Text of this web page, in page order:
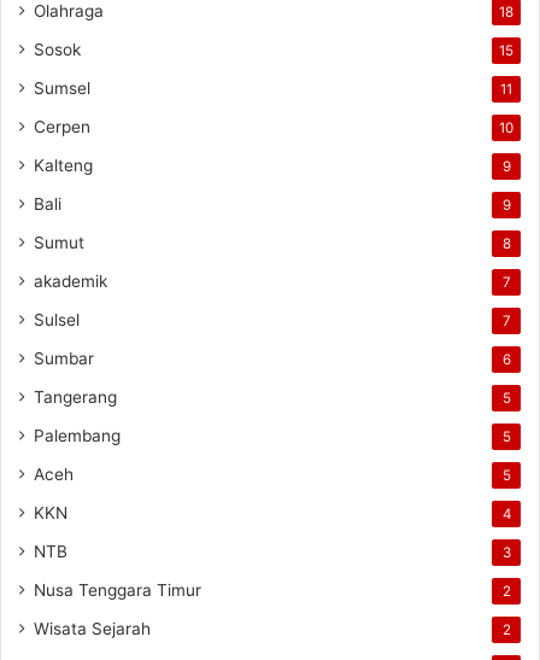
Olahraga 18
Sosok 15
Sumsel 11
Cerpen 10
Kalteng 9
Bali 9
Sumut 8
akademik 7
Sulsel 7
Sumbar 6
Tangerang 5
Palembang 5
Aceh 5
KKN 4
NTB 3
Nusa Tenggara Timur 2
Wisata Sejarah 2